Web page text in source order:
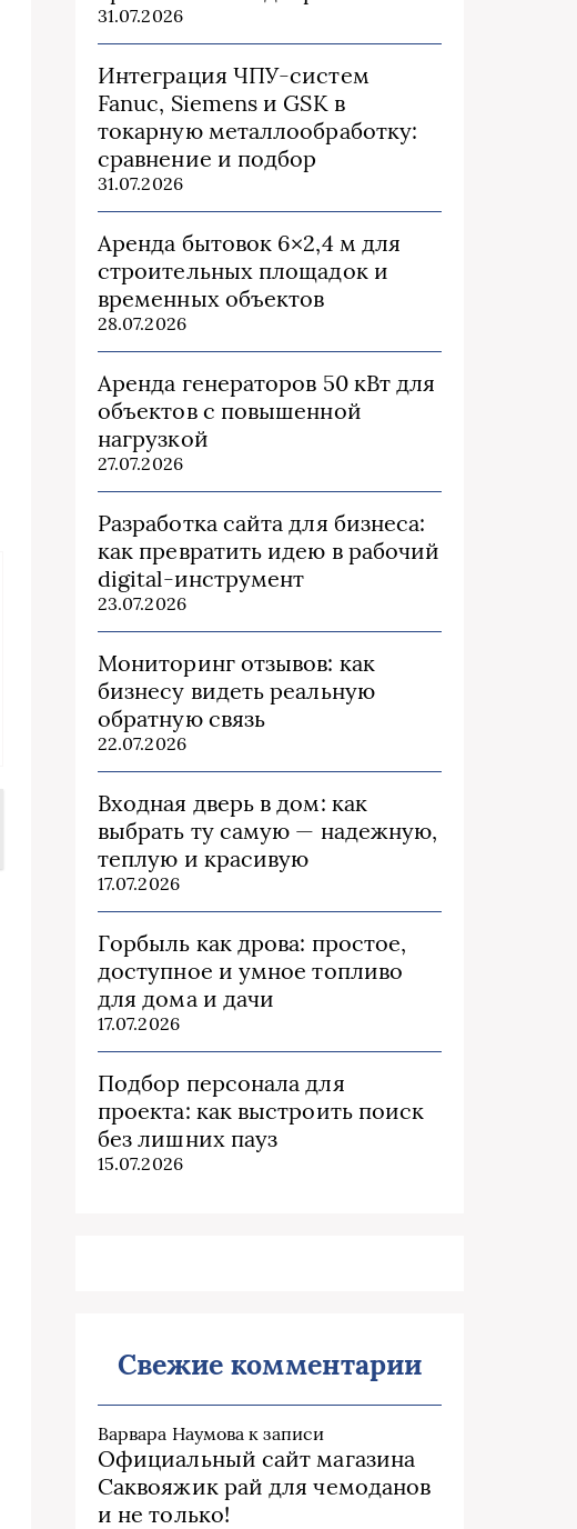
31.07.2026
Интеграция ЧПУ-систем
Fanuc, Siemens и GSK в
токарную металлообработку:
сравнение и подбор
31.07.2026
Аренда бытовок 6×2,4 м для
строительных площадок и
временных объектов
28.07.2026
Аренда генераторов 50 кВт для
объектов с повышенной
нагрузкой
27.07.2026
Разработка сайта для бизнеса:
как превратить идею в рабочий
digital-инструмент
23.07.2026
Мониторинг отзывов: как
бизнесу видеть реальную
обратную связь
22.07.2026
Входная дверь в дом: как
выбрать ту самую — надежную,
теплую и красивую
17.07.2026
Горбыль как дрова: простое,
доступное и умное топливо
для дома и дачи
17.07.2026
Подбор персонала для
проекта: как выстроить поиск
без лишних пауз
15.07.2026
Свежие комментарии
Варвара Наумова к записи
Официальный сайт магазина
Саквояжик рай для чемоданов
и не только!